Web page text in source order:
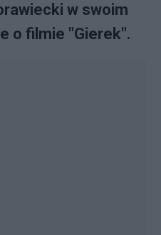
w swoim
o filmie "Gierek".